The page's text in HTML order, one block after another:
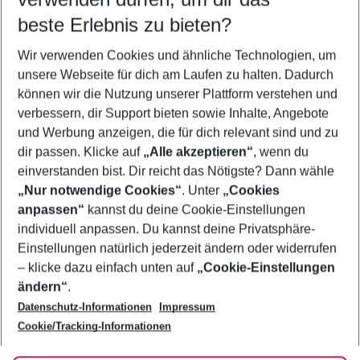
5-8 Nächte
2 Erwachsene Keine Kinder
Mehr Filter anzeigen
Footer
Footer navigation
Über uns
AGB
Bestpreisgarantie
Cookie-Einstellungen ändern
Cookie-Richtlinie
Agenturbetreuung
Barrierefreies Reisen
Folge uns
beste Erlebnis zu bieten?
Wir verwenden Cookies und ähnliche Technologien, um
unsere Webseite für dich am Laufen zu halten. Dadurch
können wir die Nutzung unserer Plattform verstehen und
verbessern, dir Support bieten sowie Inhalte, Angebote
und Werbung anzeigen, die für dich relevant sind und zu
dir passen. Klicke auf „Alle akzeptieren“, wenn du
einverstanden bist. Dir reicht das Nötigste? Dann wähle
„Nur notwendige Cookies“. Unter „Cookies
anpassen“ kannst du deine Cookie-Einstellungen
individuell anpassen. Du kannst deine Privatsphäre-
Einstellungen natürlich jederzeit ändern oder widerrufen
– klicke dazu einfach unten auf „Cookie-Einstellungen
ändern“.
Datenschutz-Informationen
Impressum
Cookie/Tracking-Informationen